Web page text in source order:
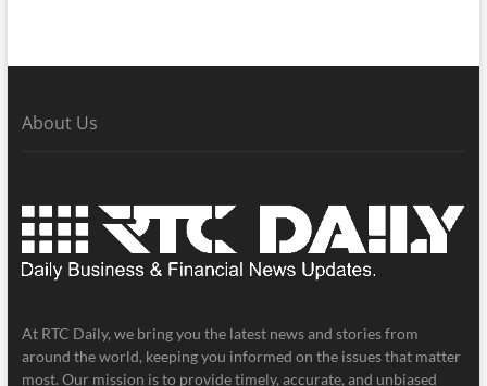
About Us
At RTC Daily, we bring you the latest news and stories from
around the world, keeping you informed on the issues that matter
most. Our mission is to provide timely, accurate, and unbiased